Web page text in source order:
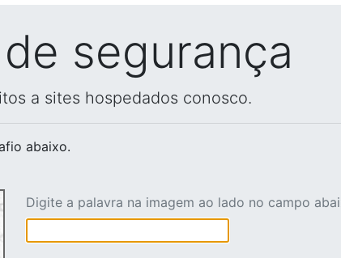
segurança
a sites hospedados conosco.
abaixo.
Digite a palavra na imagem ao lado no campo